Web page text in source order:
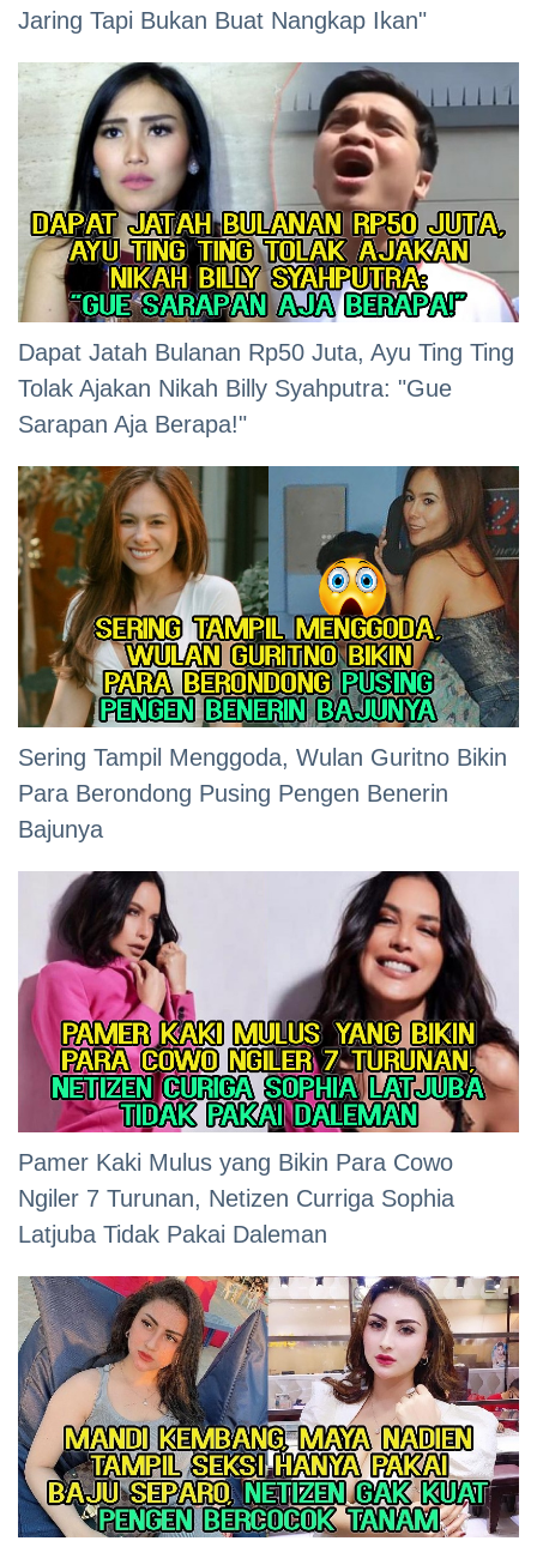
Jaring Tapi Bukan Buat Nangkap Ikan"
Dapat Jatah Bulanan Rp50 Juta, Ayu Ting Ting
Tolak Ajakan Nikah Billy Syahputra: "Gue
Sarapan Aja Berapa!"
Sering Tampil Menggoda, Wulan Guritno Bikin
Para Berondong Pusing Pengen Benerin
Bajunya
Pamer Kaki Mulus yang Bikin Para Cowo
Ngiler 7 Turunan, Netizen Curriga Sophia
Latjuba Tidak Pakai Daleman